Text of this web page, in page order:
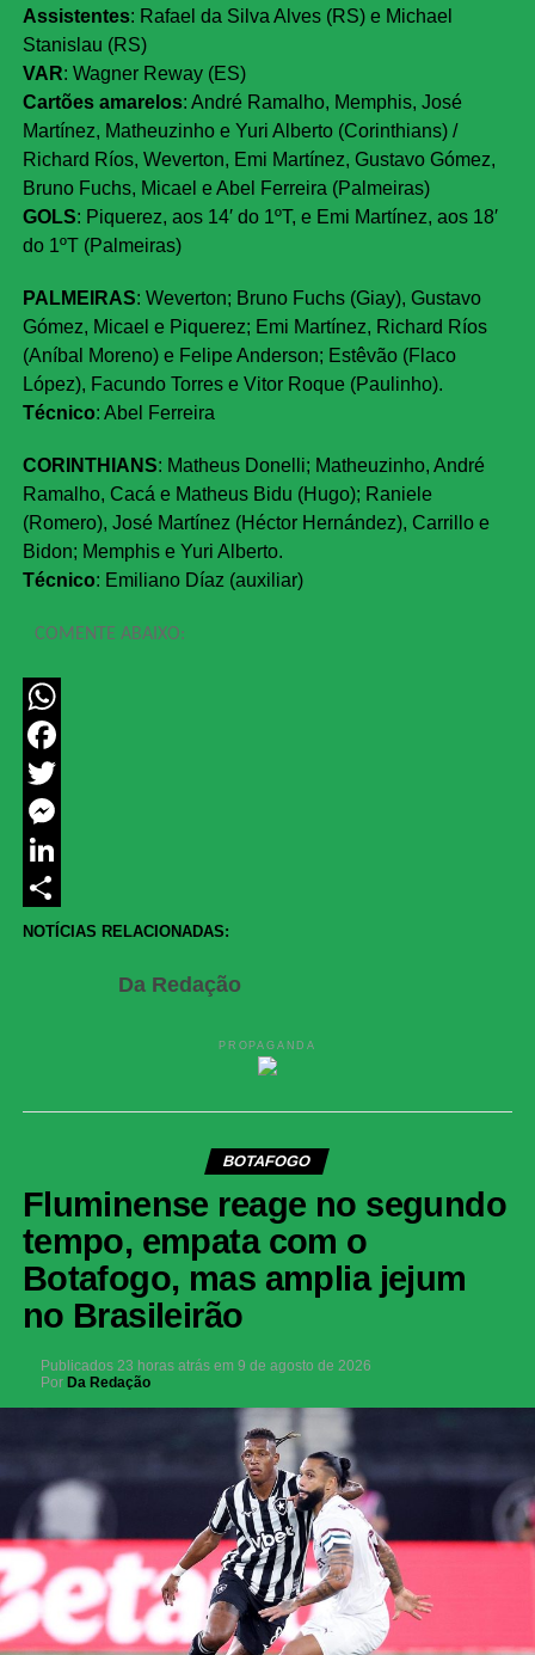
Assistentes: Rafael da Silva Alves (RS) e Michael
Stanislau (RS)
VAR: Wagner Reway (ES)
Cartões amarelos: André Ramalho, Memphis, José
Martínez, Matheuzinho e Yuri Alberto (Corinthians) /
Richard Ríos, Weverton, Emi Martínez, Gustavo Gómez,
Bruno Fuchs, Micael e Abel Ferreira (Palmeiras)
GOLS: Piquerez, aos 14′ do 1ºT, e Emi Martínez, aos 18′
do 1ºT (Palmeiras)
PALMEIRAS: Weverton; Bruno Fuchs (Giay), Gustavo
Gómez, Micael e Piquerez; Emi Martínez, Richard Ríos
(Aníbal Moreno) e Felipe Anderson; Estêvão (Flaco
López), Facundo Torres e Vitor Roque (Paulinho).
Técnico: Abel Ferreira
CORINTHIANS: Matheus Donelli; Matheuzinho, André
Ramalho, Cacá e Matheus Bidu (Hugo); Raniele
(Romero), José Martínez (Héctor Hernández), Carrillo e
Bidon; Memphis e Yuri Alberto.
Técnico: Emiliano Díaz (auxiliar)
COMENTE ABAIXO:
WhatsApp
Facebook
Twitter
Messenger
LinkedIn
Share
NOTÍCIAS RELACIONADAS:
Da Redação
PROPAGANDA
BOTAFOGO
Fluminense reage no segundo
tempo, empata com o
Botafogo, mas amplia jejum
no Brasileirão
Publicados 23 horas atrás em 9 de agosto de 2026
Por Da Redação